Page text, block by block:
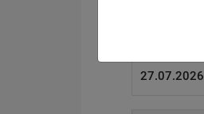
27.07.2026